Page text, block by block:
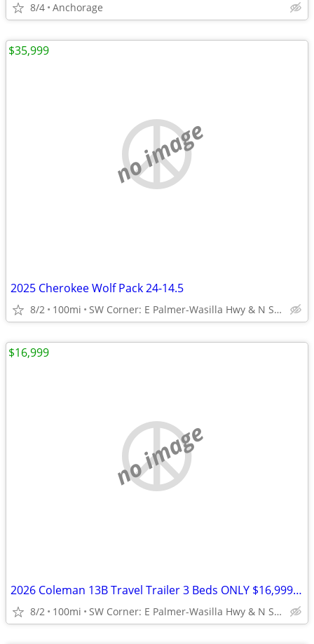
8/4 Anchorage
no image
2025 Cherokee Wolf Pack 24-14.5
8/2 100mi SW Corner: E Palmer-Wasilla Hwy & N Seward Meridian Pkwy
$35,999
no image
2026 Coleman 13B Travel Trailer 3 Beds ONLY $16,999 16', 2526 lbs dry!
8/2 100mi SW Corner: E Palmer-Wasilla Hwy & N Seward Meridian Pkwy
$16,999